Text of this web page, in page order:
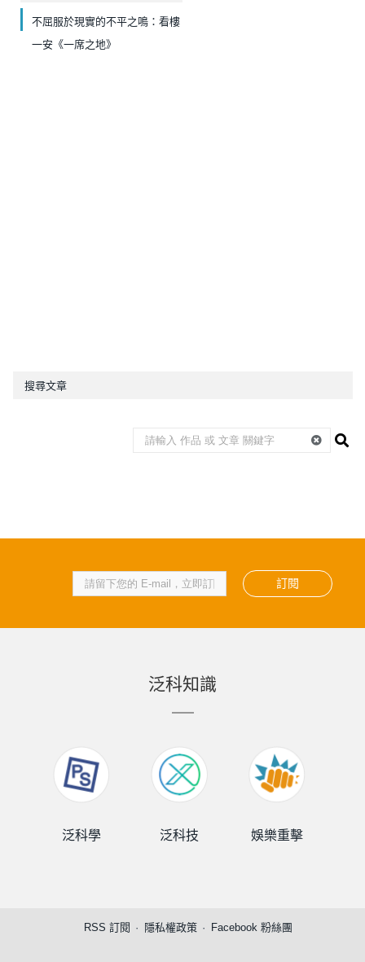
不屈服於現實的不平之鳴：看樓
一安《一席之地》
搜尋文章
訂閱
泛科知識
泛科學 泛科技 娛樂重擊
RSS 訂閱 隱私權政策 Facebook 粉絲團